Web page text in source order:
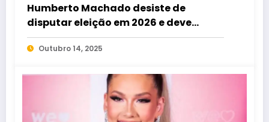
Humberto Machado desiste de
disputar eleição em 2026 e deve
apoiar Issy Quinan para deputado
estadual
Outubro 14, 2025